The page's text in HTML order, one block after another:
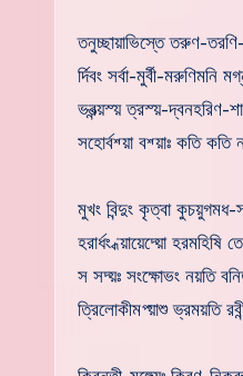
তনুচ্ছায়াভিস্তে তরুণ-
র্দিবং সর্বা-মুর্বী-মরুণিমনি
ভবন্ত্য়স্য় ত্রস্য়-দ্বনহরিণ-
সহোর্বশ্য়া বশ্য়াঃ কতি কতি
মুখং বিন্দুং কৃত্বা
হরার্ধং ধ্য়ায়েদ্য়ো হরমহিষি
স সদ্য়ঃ সংক্ষোভং নয়তি
ত্রিলোকীমপ্য়াশু ভ্রময়তি